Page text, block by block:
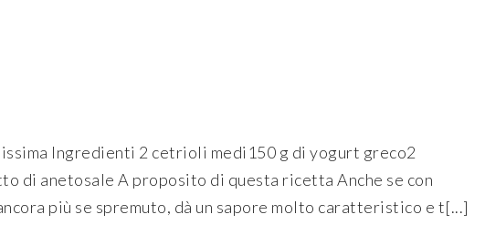
Ingredienti 2 cetrioli medi150 g di yogurt greco2
di anetosale A proposito di questa ricetta Anche se con
più se spremuto, dà un sapore molto caratteristico e t[...]